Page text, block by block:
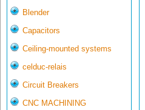
Blender
Capacitors
Ceiling-mounted systems
celduc-relais
Circuit Breakers
CNC MACHINING